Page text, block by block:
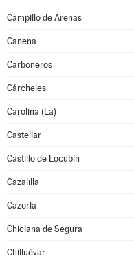
Campillo de Arenas
Canena
Carboneros
Cárcheles
Carolina (La)
Castellar
Castillo de Locubín
Cazalilla
Cazorla
Chiclana de Segura
Chilluévar